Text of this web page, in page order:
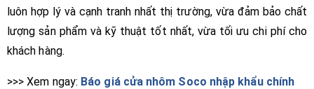
luôn hợp lý và cạnh tranh nhất thị trường, vừa đảm bảo chất
lượng sản phẩm và kỹ thuật tốt nhất, vừa tối ưu chi phí cho
khách hàng.
>>> Xem ngay: Báo giá cửa nhôm Soco nhập khẩu chính